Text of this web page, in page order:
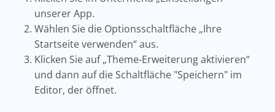
unserer App.
Wählen Sie die Optionsschaltfläche „Ihre
Startseite verwenden“ aus.
Klicken Sie auf „Theme-Erweiterung aktivieren“
und dann auf die Schaltfläche "Speichern" im
Editor, der öffnet.